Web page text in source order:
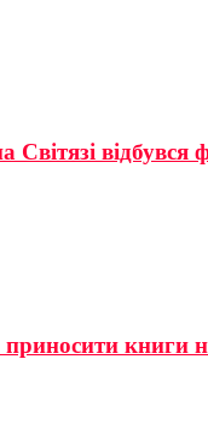
Світязі відбувся
книги